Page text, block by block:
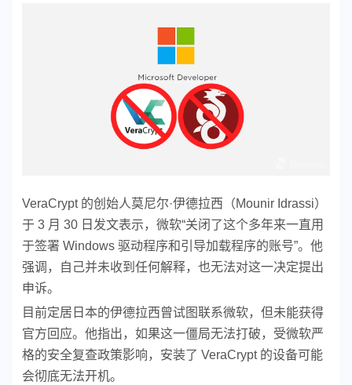
VeraCrypt 的创始人莫尼尔·伊德拉西（Mounir Idrassi）
于 3 月 30 日发文表示，微软“关闭了这个多年来一直用
于签署 Windows 驱动程序和引导加载程序的账号”。他
强调，自己并未收到任何解释，也无法对这一决定提出
申诉。
目前定居日本的伊德拉西曾试图联系微软，但未能获得
官方回应。他指出，如果这一僵局无法打破，受微软严
格的安全复查政策影响，安装了 VeraCrypt 的设备可能
会彻底无法开机。